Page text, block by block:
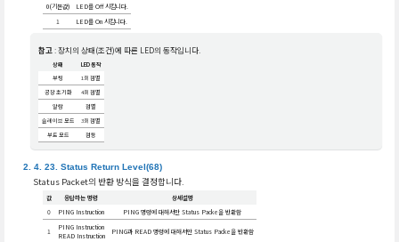
0(기본값)
LED를 Off 시킵니다.
1
LED를 On 시킵니다.
참고 : 장치의 상태(조건)에 따른 LED의 동작입니다.
상태
LED 동작
부팅
1회 점멸
공장 초기화
4회 점멸
알람
점멸
슬레이브 모드
3회 점멸
부트 모드
점등
Status Return Level(68)
Status Packet의 반환 방식을 결정합니다.
값 응답하는 명령
상세설명
0
PING Instruction PING 명령에 대해서만 Status Packe을 반환함
1
PING Instruction
READ Instruction
PING과 READ 명령에 대해서만 Status Packe을 반환함